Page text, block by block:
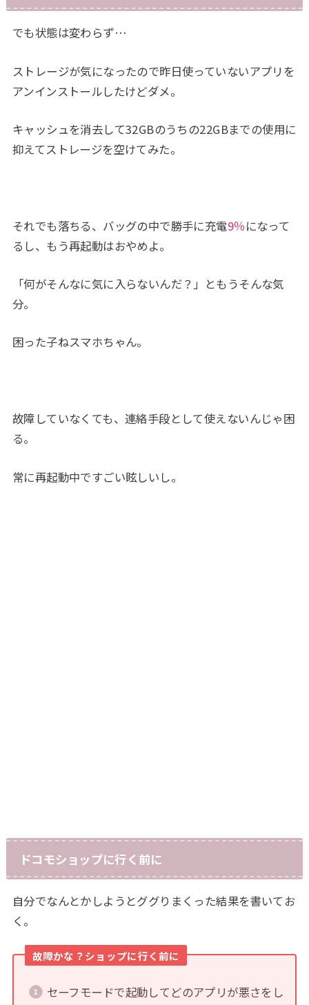
でも状態は変わらず…
ストレージが気になったので昨日使っていないアプリを
アンインストールしたけどダメ。
キャッシュを消去して32GBのうちの22GBまでの使用に
抑えてストレージを空けてみた。
それでも落ちる、バッグの中で勝手に充電9％になって
るし、もう再起動はおやめよ。
「何がそんなに気に入らないんだ？」ともうそんな気
分。
困った子ねスマホちゃん。
故障していなくても、連絡手段として使えないんじゃ困
る。
常に再起動中ですごい眩しいし。
ドコモショップに行く前に
自分でなんとかしようとググりまくった結果を書いてお
く。
故障かな？ショップに行く前に
セーフモードで起動してどのアプリが悪さをし